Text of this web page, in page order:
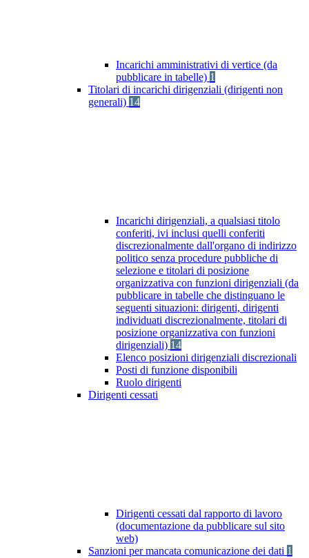
Incarichi amministrativi di vertice (da
pubblicare in tabelle) 1
Titolari di incarichi dirigenziali (dirigenti non
generali) 14
Incarichi dirigenziali, a qualsiasi titolo
conferiti, ivi inclusi quelli conferiti
discrezionalmente dall'organo di indirizzo
politico senza procedure pubbliche di
selezione e titolari di posizione
organizzativa con funzioni dirigenziali (da
pubblicare in tabelle che distinguano le
seguenti situazioni: dirigenti, dirigenti
individuati discrezionalmente, titolari di
posizione organizzativa con funzioni
dirigenziali) 14
Elenco posizioni dirigenziali discrezionali
Posti di funzione disponibili
Ruolo dirigenti
Dirigenti cessati
Dirigenti cessati dal rapporto di lavoro
(documentazione da pubblicare sul sito
web)
Sanzioni per mancata comunicazione dei dati 1